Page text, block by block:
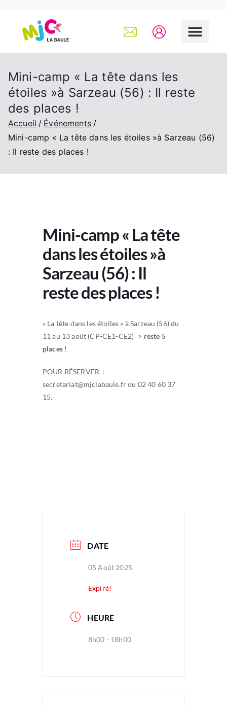
Mini-camp « La tête dans les
étoiles »à Sarzeau (56) : Il reste
des places !
Accueil
Événements
Mini-camp « La tête dans les étoiles »à Sarzeau (56)
: Il reste des places !
Mini-camp « La tête
dans les étoiles »à
Sarzeau (56) : Il
reste des places !
« La tête dans les étoiles » à Sarzeau (56) du
11 au 13 août (CP-CE1-CE2)=> reste 5
places!
POUR RÉSERVER :
secretariat@mjclabaule.frou 02 40 60 37
15.
DATE
05 Août 2025
Expiré!
HEURE
8h00 - 18h00